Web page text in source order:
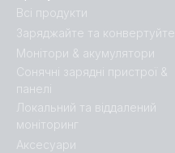
Всі продукти
Заряджайте та конвертуйте
Монітори & акумулятори
Сонячні зарядні пристрої &
панелі
Локальний та віддалений
моніторинг
Аксесуари